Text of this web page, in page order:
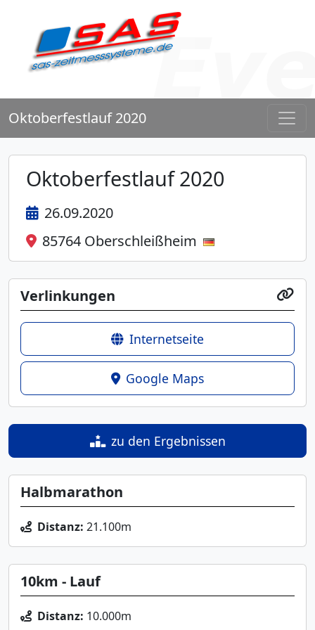
Oktoberfestlauf 2020
Oktoberfestlauf 2020
26.09.2020
85764 Oberschleißheim
zu den Ergebnissen
Halbmarathon
Distanz: 21.100m
10km - Lauf
Distanz: 10.000m
Verlinkungen
Internetseite
Google Maps